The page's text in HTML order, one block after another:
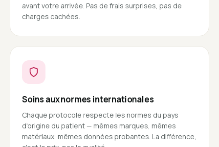
avant votre arrivée. Pas de frais surprises, pas de
charges cachées.
Soins aux normes internationales
Chaque protocole respecte les normes du pays
d'origine du patient — mêmes marques, mêmes
matériaux, mêmes données probantes. La différence,